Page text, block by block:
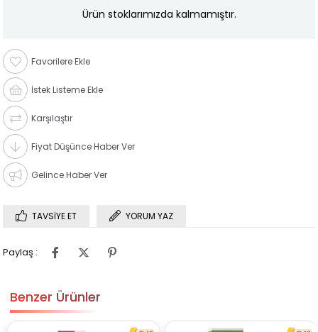
Ürün stoklarımızda kalmamıştır.
Favorilere Ekle
İstek Listeme Ekle
Karşılaştır
Fiyat Düşünce Haber Ver
Gelince Haber Ver
TAVSIYE ET YORUM YAZ
Paylaş :
Benzer Ürünler